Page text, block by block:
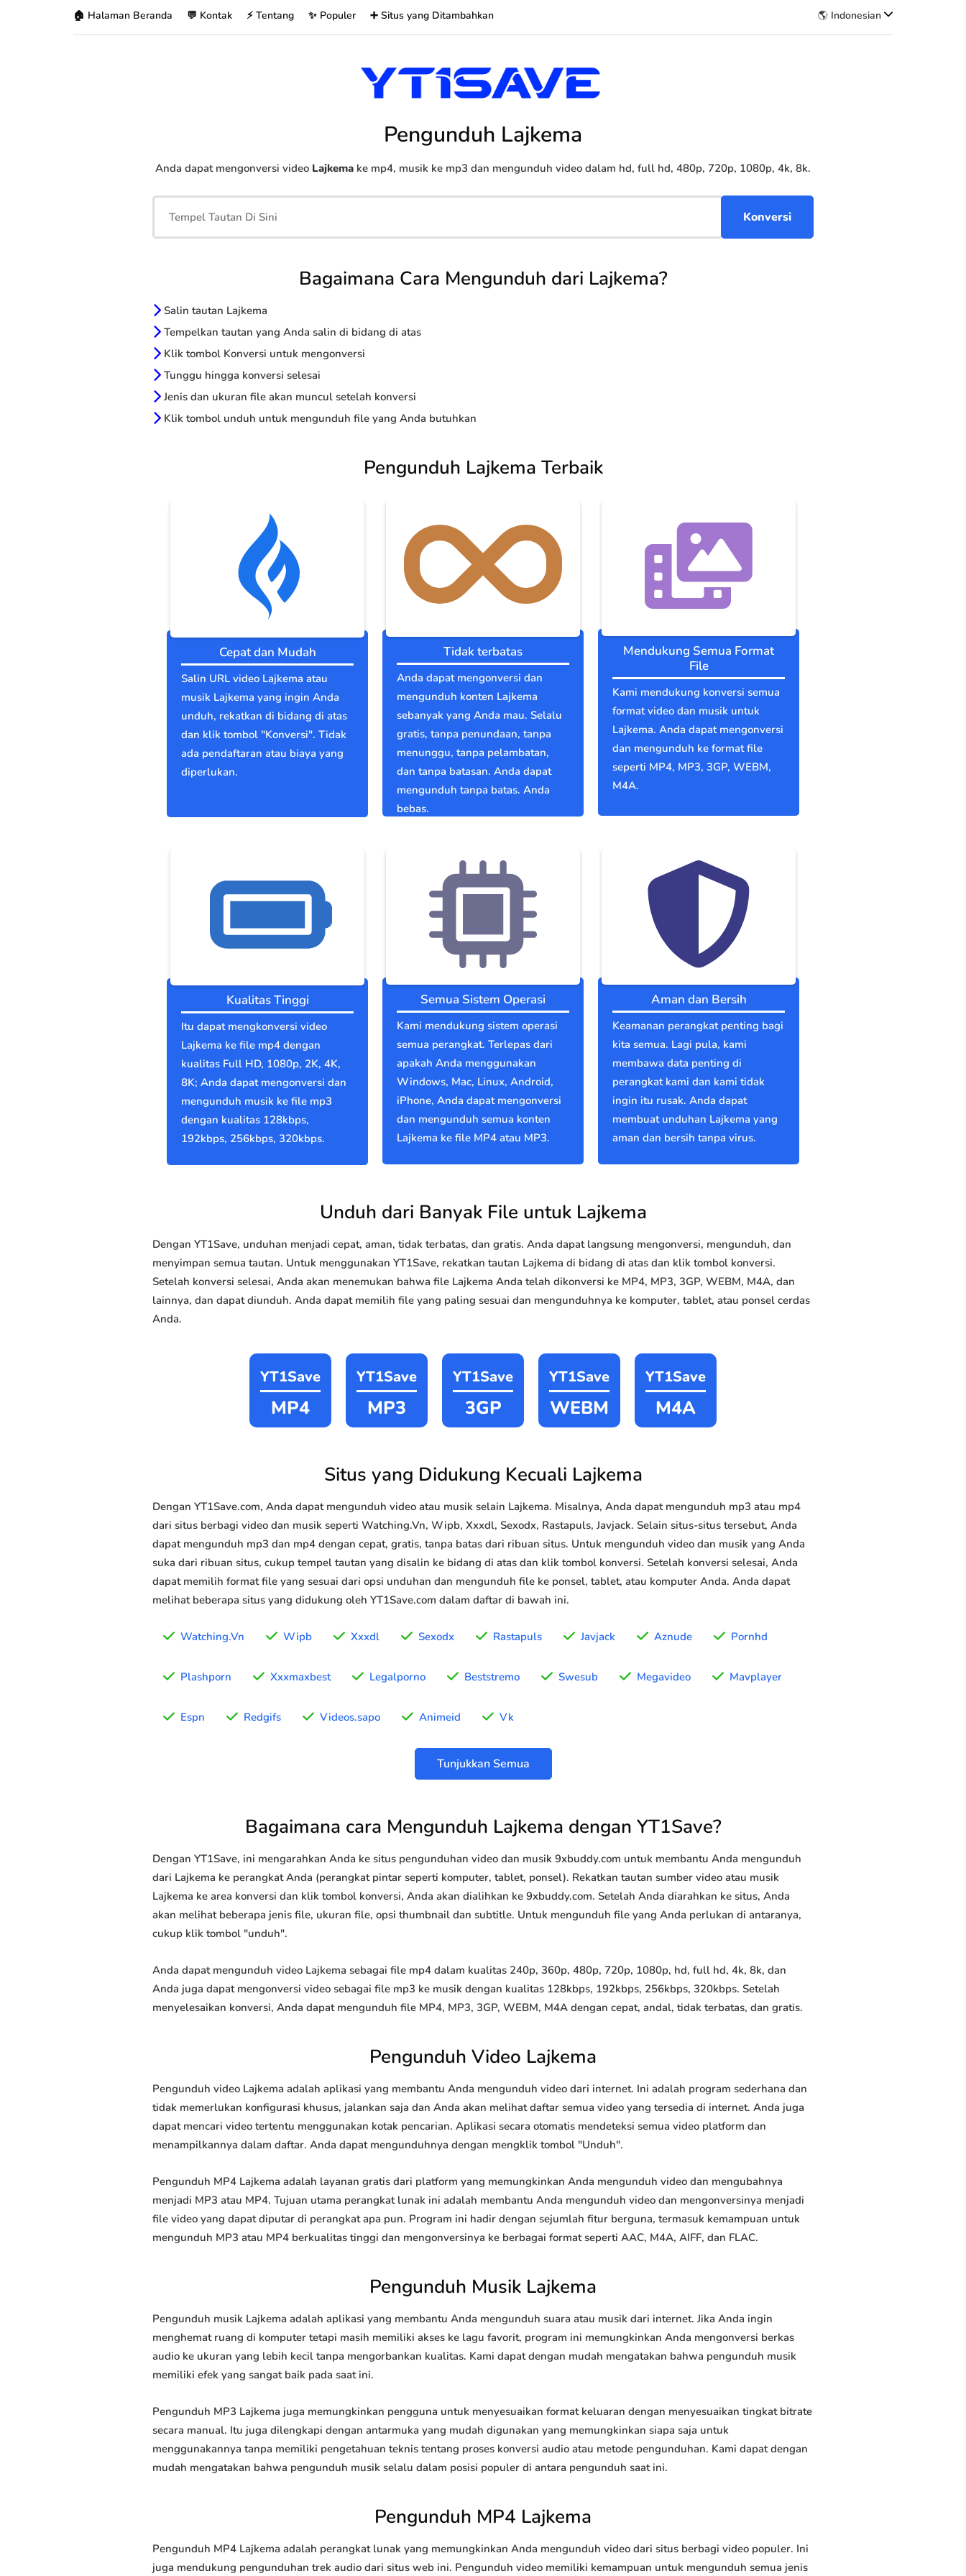
🏠 Halaman Beranda 💬 Kontak ⚡ Tentang ✨ Populer ➕ Situs yang Ditambahkan 🌎 Indonesian
Pengunduh Lajkema
Anda dapat mengonversi video Lajkema ke mp4, musik ke mp3 dan mengunduh video dalam hd, full hd, 480p, 720p, 1080p, 4k, 8k.
Bagaimana Cara Mengunduh dari Lajkema?
Salin tautan Lajkema
Tempelkan tautan yang Anda salin di bidang di atas
Klik tombol Konversi untuk mengonversi
Tunggu hingga konversi selesai
Jenis dan ukuran file akan muncul setelah konversi
Klik tombol unduh untuk mengunduh file yang Anda butuhkan
Pengunduh Lajkema Terbaik
Cepat dan Mudah
Salin URL video Lajkema atau
musik Lajkema yang ingin Anda
unduh, rekatkan di bidang di atas
dan klik tombol "Konversi". Tidak
ada pendaftaran atau biaya yang
diperlukan.
Tidak terbatas
Anda dapat mengonversi dan
mengunduh konten Lajkema
sebanyak yang Anda mau. Selalu
gratis, tanpa penundaan, tanpa
menunggu, tanpa pelambatan,
dan tanpa batasan. Anda dapat
mengunduh tanpa batas. Anda
bebas.
Mendukung Semua Format
File
Kami mendukung konversi semua
format video dan musik untuk
Lajkema. Anda dapat mengonversi
dan mengunduh ke format file
seperti MP4, MP3, 3GP, WEBM,
M4A.
Kualitas Tinggi
Itu dapat mengkonversi video
Lajkema ke file mp4 dengan
kualitas Full HD, 1080p, 2K, 4K,
8K; Anda dapat mengonversi dan
mengunduh musik ke file mp3
dengan kualitas 128kbps,
192kbps, 256kbps, 320kbps.
Semua Sistem Operasi
Kami mendukung sistem operasi
semua perangkat. Terlepas dari
apakah Anda menggunakan
Windows, Mac, Linux, Android,
iPhone, Anda dapat mengonversi
dan mengunduh semua konten
Lajkema ke file MP4 atau MP3.
Aman dan Bersih
Keamanan perangkat penting bagi
kita semua. Lagi pula, kami
membawa data penting di
perangkat kami dan kami tidak
ingin itu rusak. Anda dapat
membuat unduhan Lajkema yang
aman dan bersih tanpa virus.
Unduh dari Banyak File untuk Lajkema
Dengan YT1Save, unduhan menjadi cepat, aman, tidak terbatas, dan gratis. Anda dapat langsung mengonversi, mengunduh, dan
menyimpan semua tautan. Untuk menggunakan YT1Save, rekatkan tautan Lajkema di bidang di atas dan klik tombol konversi.
Setelah konversi selesai, Anda akan menemukan bahwa file Lajkema Anda telah dikonversi ke MP4, MP3, 3GP, WEBM, M4A, dan
lainnya, dan dapat diunduh. Anda dapat memilih file yang paling sesuai dan mengunduhnya ke komputer, tablet, atau ponsel cerdas
Anda.
YT1Save
MP4
YT1Save
MP3
YT1Save
3GP
YT1Save
WEBM
YT1Save
M4A
Situs yang Didukung Kecuali Lajkema
Dengan YT1Save.com, Anda dapat mengunduh video atau musik selain Lajkema. Misalnya, Anda dapat mengunduh mp3 atau mp4
dari situs berbagi video dan musik seperti Watching.Vn, Wipb, Xxxdl, Sexodx, Rastapuls, Javjack. Selain situs-situs tersebut, Anda
dapat mengunduh mp3 dan mp4 dengan cepat, gratis, tanpa batas dari ribuan situs. Untuk mengunduh video dan musik yang Anda
suka dari ribuan situs, cukup tempel tautan yang disalin ke bidang di atas dan klik tombol konversi. Setelah konversi selesai, Anda
dapat memilih format file yang sesuai dari opsi unduhan dan mengunduh file ke ponsel, tablet, atau komputer Anda. Anda dapat
melihat beberapa situs yang didukung oleh YT1Save.com dalam daftar di bawah ini.
Watching.Vn Wipb Xxxdl Sexodx Rastapuls Javjack Aznude Pornhd
Plashporn Xxxmaxbest Legalporno Beststremo Swesub Megavideo Mavplayer
Espn Redgifs Videos.sapo Animeid Vk
Tunjukkan Semua
Bagaimana cara Mengunduh Lajkema dengan YT1Save?
Dengan YT1Save, ini mengarahkan Anda ke situs pengunduhan video dan musik 9xbuddy.com untuk membantu Anda mengunduh
dari Lajkema ke perangkat Anda (perangkat pintar seperti komputer, tablet, ponsel). Rekatkan tautan sumber video atau musik
Lajkema ke area konversi dan klik tombol konversi, Anda akan dialihkan ke 9xbuddy.com. Setelah Anda diarahkan ke situs, Anda
akan melihat beberapa jenis file, ukuran file, opsi thumbnail dan subtitle. Untuk mengunduh file yang Anda perlukan di antaranya,
cukup klik tombol "unduh".
Anda dapat mengunduh video Lajkema sebagai file mp4 dalam kualitas 240p, 360p, 480p, 720p, 1080p, hd, full hd, 4k, 8k, dan
Anda juga dapat mengonversi video sebagai file mp3 ke musik dengan kualitas 128kbps, 192kbps, 256kbps, 320kbps. Setelah
menyelesaikan konversi, Anda dapat mengunduh file MP4, MP3, 3GP, WEBM, M4A dengan cepat, andal, tidak terbatas, dan gratis.
Pengunduh Video Lajkema
Pengunduh video Lajkema adalah aplikasi yang membantu Anda mengunduh video dari internet. Ini adalah program sederhana dan
tidak memerlukan konfigurasi khusus, jalankan saja dan Anda akan melihat daftar semua video yang tersedia di internet. Anda juga
dapat mencari video tertentu menggunakan kotak pencarian. Aplikasi secara otomatis mendeteksi semua video platform dan
menampilkannya dalam daftar. Anda dapat mengunduhnya dengan mengklik tombol "Unduh".
Pengunduh MP4 Lajkema adalah layanan gratis dari platform yang memungkinkan Anda mengunduh video dan mengubahnya
menjadi MP3 atau MP4. Tujuan utama perangkat lunak ini adalah membantu Anda mengunduh video dan mengonversinya menjadi
file video yang dapat diputar di perangkat apa pun. Program ini hadir dengan sejumlah fitur berguna, termasuk kemampuan untuk
mengunduh MP3 atau MP4 berkualitas tinggi dan mengonversinya ke berbagai format seperti AAC, M4A, AIFF, dan FLAC.
Pengunduh Musik Lajkema
Pengunduh musik Lajkema adalah aplikasi yang membantu Anda mengunduh suara atau musik dari internet. Jika Anda ingin
menghemat ruang di komputer tetapi masih memiliki akses ke lagu favorit, program ini memungkinkan Anda mengonversi berkas
audio ke ukuran yang lebih kecil tanpa mengorbankan kualitas. Kami dapat dengan mudah mengatakan bahwa pengunduh musik
memiliki efek yang sangat baik pada saat ini.
Pengunduh MP3 Lajkema juga memungkinkan pengguna untuk menyesuaikan format keluaran dengan menyesuaikan tingkat bitrate
secara manual. Itu juga dilengkapi dengan antarmuka yang mudah digunakan yang memungkinkan siapa saja untuk
menggunakannya tanpa memiliki pengetahuan teknis tentang proses konversi audio atau metode pengunduhan. Kami dapat dengan
mudah mengatakan bahwa pengunduh musik selalu dalam posisi populer di antara pengunduh saat ini.
Pengunduh MP4 Lajkema
Pengunduh MP4 Lajkema adalah perangkat lunak yang memungkinkan Anda mengunduh video dari situs berbagi video populer. Ini
juga mendukung pengunduhan trek audio dari situs web ini. Pengunduh video memiliki kemampuan untuk mengunduh semua jenis